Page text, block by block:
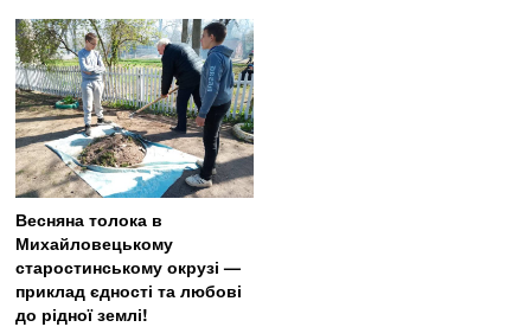
Весняна толока в
Михайловецькому
старостинському окрузі —
приклад єдності та любові
до рідної землі!